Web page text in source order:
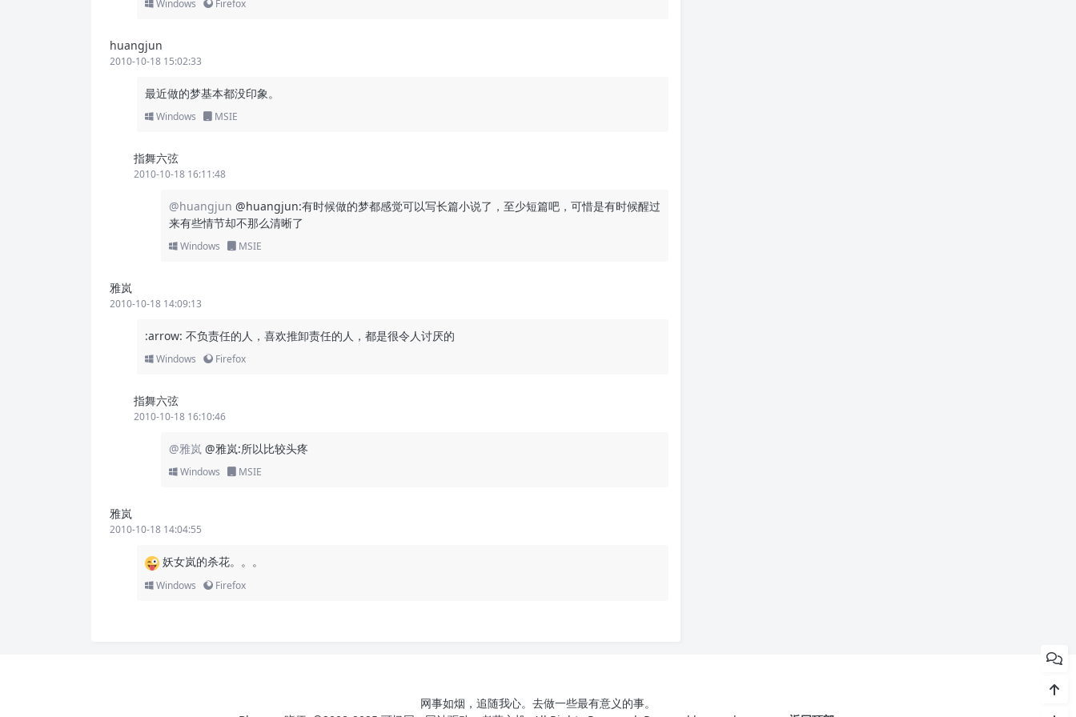
Windows Firefox
huangjun
2010-10-18 15:02:33
最近做的梦基本都没印象。
Windows MSIE
指舞六弦
2010-10-18 16:11:48
@huangjun @huangjun:有时候做的梦都感觉可以写长篇小说了，至少短篇吧，可惜是有时候醒过
来有些情节却不那么清晰了
Windows MSIE
雅岚
2010-10-18 14:09:13
:arrow: 不负责任的人，喜欢推卸责任的人，都是很令人讨厌的
Windows Firefox
指舞六弦
2010-10-18 16:10:46
@雅岚 @雅岚:所以比较头疼
Windows MSIE
雅岚
2010-10-18 14:04:55
妖女岚的杀花。。。
Windows Firefox
网事如烟，追随我心。去做一些最有意义的事。